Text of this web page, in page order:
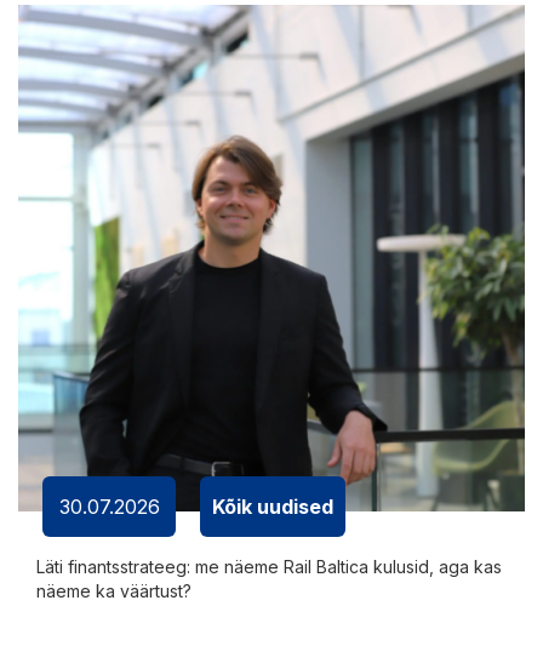
30.07.2026 Kõik uudised
Läti finantsstrateeg: me näeme Rail Baltica kulusid, aga kas
näeme ka väärtust?